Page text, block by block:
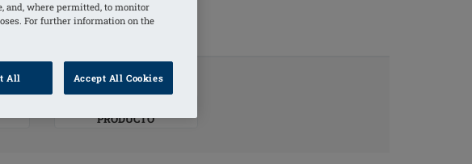
PRODUCTO
and, where permitted, to monitor
For further information on the
All Accept All Cookies